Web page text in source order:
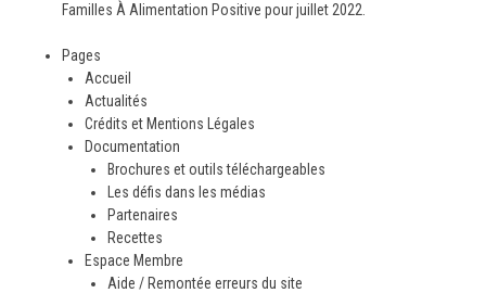
Familles À Alimentation Positive pour juillet 2022.
Pages
Accueil
Actualités
Crédits et Mentions Légales
Documentation
Brochures et outils téléchargeables
Les défis dans les médias
Partenaires
Recettes
Espace Membre
Aide / Remontée erreurs du site